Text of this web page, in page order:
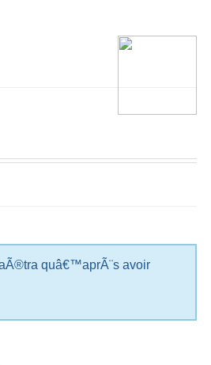
quâ€™aprÃ¨s avoir